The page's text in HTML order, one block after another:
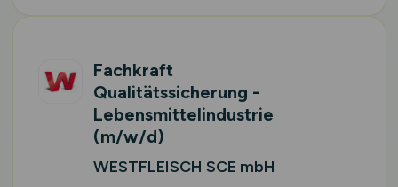
Fachkraft
Qualitätssicherung -
Lebensmittelindustrie
(m/w/d)
WESTFLEISCH SCE mbH